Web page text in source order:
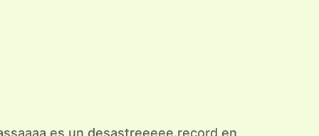
es un desastreeeee.record en